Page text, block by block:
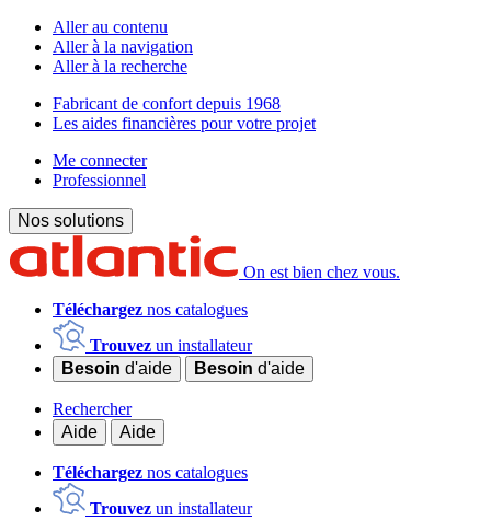
Aller au contenu
Aller à la navigation
Aller à la recherche
Fabricant de confort depuis 1968
Les aides financières pour votre projet
Me connecter
Professionnel
Nos solutions
On est bien chez vous.
Téléchargez nos catalogues
Trouvez un installateur
Besoin d'aide Besoin d'aide
Rechercher
Aide
Aide
Téléchargez nos catalogues
Trouvez un installateur